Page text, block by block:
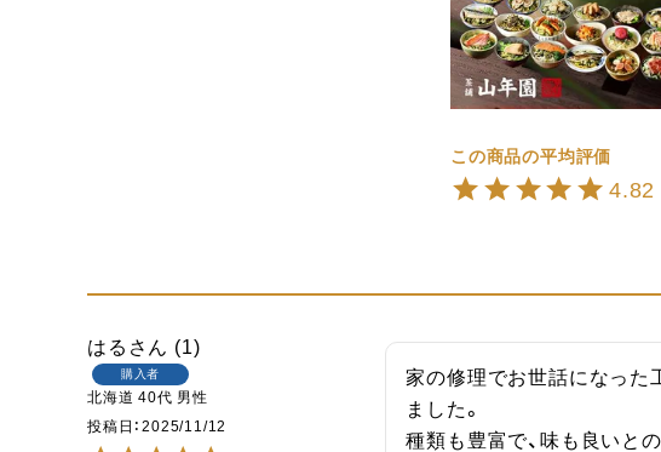
4.82
はる 1
購入者
北海道 40代 男性
投稿日
2025/11/12
家の修理でお世話になった
ました。
種類も豊富で、味も良いと